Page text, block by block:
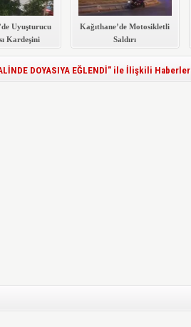
Uyuşturucu
Kardeşini
Kağıthane’de Motosikletli
Saldırı
DOYASIYA EĞLENDİ" ile İlişkili Haberler